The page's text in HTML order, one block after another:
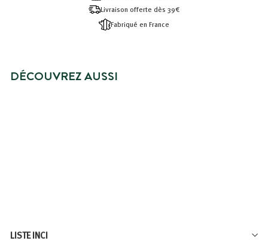
Livraison offerte dès 39€
Fabriqué en France
DÉCOUVREZ AUSSI
LISTE INCI